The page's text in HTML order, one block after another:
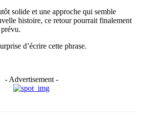
solide et une approche qui semble
histoire, ce retour pourrait finalement
d’écrire cette phrase.
- Advertisement -